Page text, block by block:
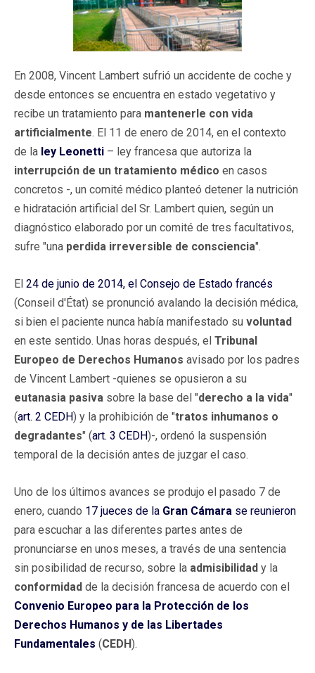
En 2008, Vincent Lambert sufrió un accidente de coche y
desde entonces se encuentra en estado vegetativo y
recibe un tratamiento para mantenerle con vida
artificialmente. El 11 de enero de 2014, en el contexto
de la ley Leonetti – ley francesa que autoriza la
interrupción de un tratamiento médico en casos
concretos -, un comité médico planteó detener la nutrición
e hidratación artificial del Sr. Lambert quien, según un
diagnóstico elaborado por un comité de tres facultativos,
sufre "una perdida irreversible de consciencia".
El 24 de junio de 2014, el Consejo de Estado francés
(Conseil d'État) se pronunció avalando la decisión médica,
si bien el paciente nunca había manifestado su voluntad
en este sentido. Unas horas después, el Tribunal
Europeo de Derechos Humanos avisado por los padres
de Vincent Lambert -quienes se opusieron a su
eutanasia pasiva sobre la base del "derecho a la vida"
(art. 2 CEDH) y la prohibición de "tratos inhumanos o
degradantes" (art. 3 CEDH)-, ordenó la suspensión
temporal de la decisión antes de juzgar el caso.
Uno de los últimos avances se produjo el pasado 7 de
enero, cuando 17 jueces de la Gran Cámara se reunieron
para escuchar a las diferentes partes antes de
pronunciarse en unos meses, a través de una sentencia
sin posibilidad de recurso, sobre la admisibilidad y la
conformidad de la decisión francesa de acuerdo con el
Convenio Europeo para la Protección de los
Derechos Humanos y de las Libertades
Fundamentales (CEDH).